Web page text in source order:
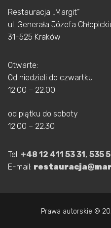
Restauracja „Margit”
ul. Generała Józefa
31-525 Kraków
Otwarte:
Od niedzieli do czwartku
12.00 – 22.00
od piątku do soboty
12.00 – 22.30
Tel: +48 12 411 53 31, 535
E-mail:
Prawa autorskie ©